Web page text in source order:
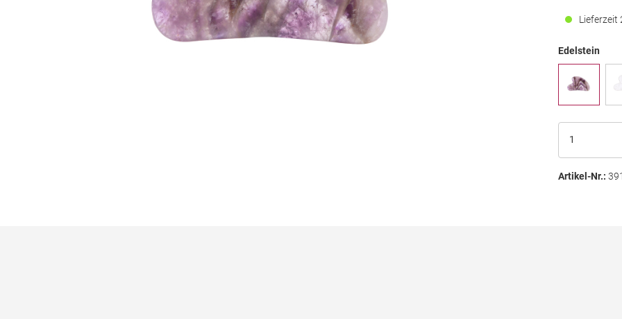
Lieferzeit
Edelstein
Artikel-Nr.: